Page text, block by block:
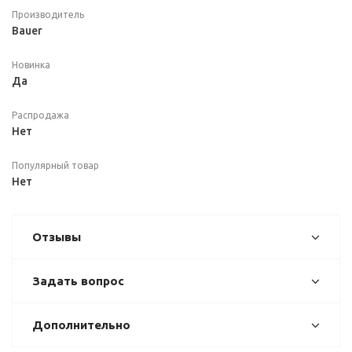
Производитель
Bauer
Новинка
Да
Распродажа
Нет
Популярный товар
Нет
Отзывы
Задать вопрос
Дополнительно